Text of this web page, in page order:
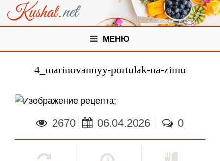
МЕНЮ
4_marinovannyy-portulak-na-zimu
;
2670 06.04.2026 0